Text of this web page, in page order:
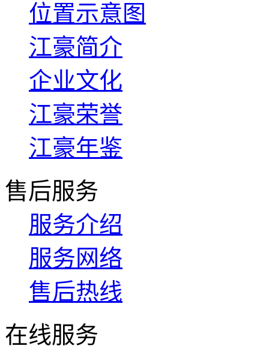
位置示意图
江豪简介
企业文化
江豪荣誉
江豪年鉴
售后服务
服务介绍
服务网络
售后热线
在线服务